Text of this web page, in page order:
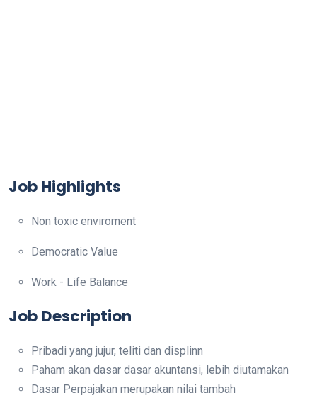
Job Highlights
Non toxic enviroment
Democratic Value
Work - Life Balance
Job Description
Pribadi yang jujur, teliti dan displinn
Paham akan dasar dasar akuntansi, lebih diutamakan
Dasar Perpajakan merupakan nilai tambah